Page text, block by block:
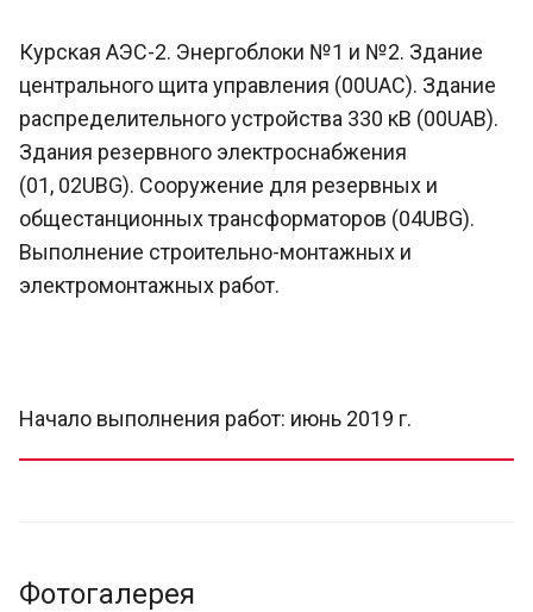
Курская АЭС-2. Энергоблоки №1 и №2. Здание
центрального щита управления (00UAC). Здание
распределительного устройства 330 кВ (00UAB).
Здания резервного электроснабжения
(01, 02UBG). Сооружение для резервных и
общестанционных трансформаторов (04UBG).
Выполнение строительно-монтажных и
электромонтажных работ.
Начало выполнения работ: июнь 2019 г.
Фотогалерея